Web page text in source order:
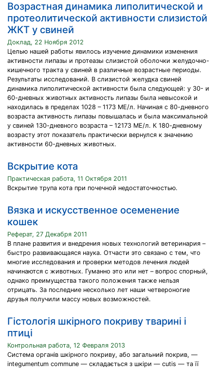
Возрастная динамика липолитической и
протеолитической активности слизистой
ЖКТ у свиней
Доклад, 22 Ноября 2012
Целью нашей работы явилось изучение динамики изменения
активности липазы и протеазы слизистой оболочки желудочно-
кишечного тракта у свиней в различные возрастные периоды.
Результаты исследований. В слизистой желудка свиней
динамика липолитической активности была следующей: у 30- и
60-дневных животных активность липазы была невысокой и
находилась в пределах 1028 – 1173 МЕ/л. Начиная с 80-дневного
возраста активность липазы повышалась и была максимальной
у свиней 130-дневного возраста – 12173 МЕ/л. К 180-дневному
возрасту этот показатель практически вернулся к значению
активности 60-дневных животных.
Вскрытие кота
Практическая работа, 11 Октября 2011
Вскрытие трупа кота при почечной недостаточностью.
Вязка и искусственное осеменение
кошек
Реферат, 27 Декабря 2011
В плане развития и внедрения новых технологий ветеринария –
быстро развивающаяся наука. Отчасти это связано с тем, что
многие исследования и проверки методов лечения людей
начинаются с животных. Гуманно это или нет – вопрос спорный,
однако преимущества такого положения также нельзя
отрицать. За последние несколько лет наши четвероногие
друзья получили массу новых возможностей.
Гістологія шкірного покриву тварині і
птиці
Контрольная работа, 12 Февраля 2013
Система органів шкірного покриву, або загальний покрив, —
integumentum commune — складається з шкіри — cutis — та її